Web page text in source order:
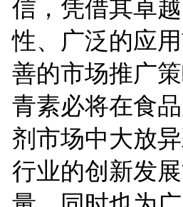
信，凭借其卓
性、广泛的应
善的市场推广
青素必将在食
剂市场中大放
行业的创新发